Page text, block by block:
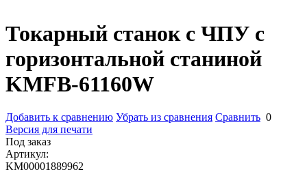
Токарный станок с ЧПУ с
горизонтальной станиной
KMFB-61160W
Добавить к сравнению Убрать из сравнения Сравнить 0
Версия для печати
Под заказ
Артикул:
KM00001889962